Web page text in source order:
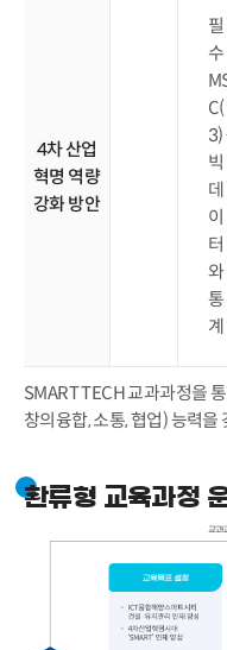
4차 산업
혁명 역량
강화 방안
필
수
C(
3)
빅
데
이
터
와
통
계
SMART TECH 교과과정을
창의융합, 소통, 협업) 능력을
환류형 교육과정